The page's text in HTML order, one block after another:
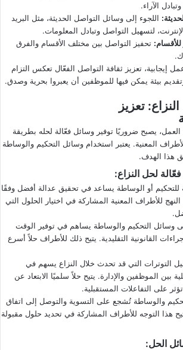
الآراء.
: اللجوء إلى وسائل التواصل الحديثة، مثل البريد
لتسهيل التواصل وتبادل المعلومات.
: تحفيز التواصل بين مختلف الأقسام والفرق
عمل إيجابية، تعزيز ثقافة التواصل الفعّال تعكس التزام
بيئة يمكن فيها للموظفين أن يعبروا بحرية وصدق.
: تعزيز
يصبح ضروريًا توفير وسائل فعّالة لحله بطريقة
المعنية. يعتبر استخدام وسائل التحكيم والوساطة
هذا الهدف.
لحل النزاع:
للتحكيم أو الوساطة يساعد في تحقيق عدالة أفضل وفقًا
النهج للأطراف المعنية المشاركة في اختيار الحلول التي
وسائل التحكيم والوساطة يساهم في توفير الوقت
القانونية التقليدية. يتيح ذلك للأطراف حلاً أسرع
التوترات التي قد تحدث خلال النزاع يسهم في
بين الموظفين والإدارة. يتيح حلاً سلميًا الابتعاد عن
تؤثر على التفاعلات المستقبلية.
والوساطة تُشجع على التسوية والتوصل إلى اتفاق
هذا التوجه للأطراف المشاركة في تحديد حلول مقبولة
الحل: